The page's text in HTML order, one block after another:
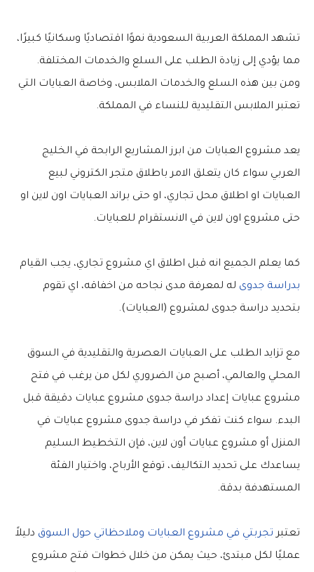
تشهد المملكة العربية السعودية نموًا اقتصاديًا وسكانيًا كبيرًا،
مما يؤدي إلى زيادة الطلب على السلع والخدمات المختلفة.
ومن بين هذه السلع والخدمات الملابس، وخاصة العبايات التي
تعتبر الملابس التقليدية للنساء في المملكة.
يعد مشروع العبايات من ابرز المشاريع الرابحة في الخليج
العربي سواء كان يتعلق الامر باطلاق متجر الكتروني لبيع
العبايات او اطلاق محل تجاري، او حتى براند العبايات اون لاين او
حتى مشروع اون لاين في الانستقرام للعبايات.
كما يعلم الجميع انه قبل اطلاق اي مشروع تجاري، يجب القيام
بدراسة جدوى له لمعرفة مدى نجاحه من اخفاقه، اي تقوم
بتحديد دراسة جدوى لمشروع (العبايات).
مع تزايد الطلب على العبايات العصرية والتقليدية في السوق
المحلي والعالمي، أصبح من الضروري لكل من يرغب في فتح
مشروع عبايات إعداد دراسة جدوى مشروع عبايات دقيقة قبل
البدء. سواء كنت تفكر في دراسة جدوى مشروع عبايات في
المنزل أو مشروع عبايات أون لاين، فإن التخطيط السليم
يساعدك على تحديد التكاليف، توقع الأرباح، واختيار الفئة
المستهدفة بدقة.
تعتبر تجربتي في مشروع العبايات وملاحظاتي حول السوق دليلاً
عمليًا لكل مبتدئ، حيث يمكن من خلال خطوات فتح مشروع